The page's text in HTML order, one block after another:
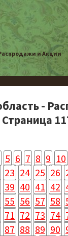
и Акции
-
5 6 7 8 9 10
23 24 25 26
39 40 41 42
55 56 57 58
71 72 73 74
87 88 89 90